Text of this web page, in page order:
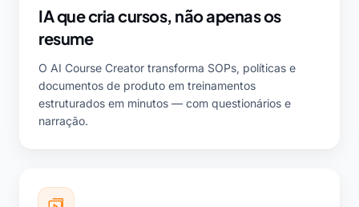
IA que cria cursos, não apenas os
resume
O AI Course Creator transforma SOPs, políticas e
documentos de produto em treinamentos
estruturados em minutos — com questionários e
narração.